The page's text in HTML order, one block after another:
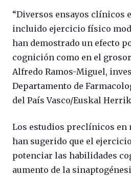
“Diversos ensayos clínicos
incluido ejercicio físico
han demostrado un efecto
cognición como en el
Alfredo Ramos-Miguel,
Departamento de
del País Vasco/Euskal
Los estudios preclínicos en
han sugerido que el
potenciar las habilidades
aumento de la